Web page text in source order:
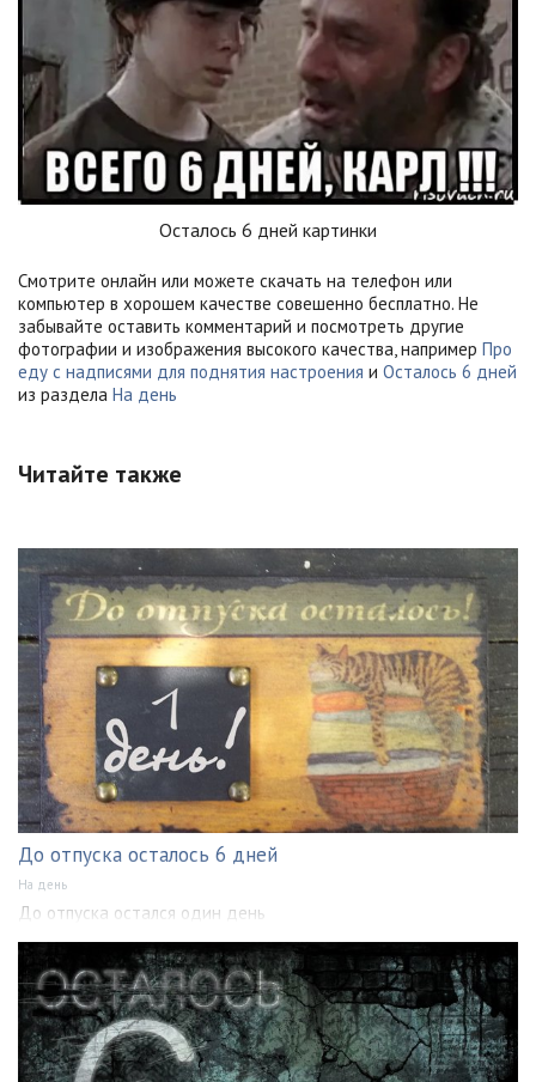
Осталось 6 дней картинки
Смотрите онлайн или можете скачать на телефон или
компьютер в хорошем качестве совешенно бесплатно. Не
забывайте оставить комментарий и посмотреть другие
фотографии и изображения высокого качества, например Про
еду с надписями для поднятия настроения и Осталось 6 дней
из раздела На день
Читайте также
До отпуска осталось 6 дней
На день
До отпуска остался один день